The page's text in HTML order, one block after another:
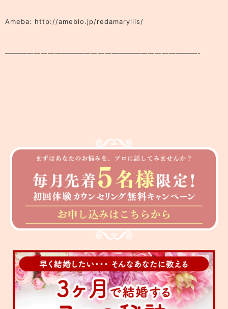
Ameba: http://ameblo.jp/redamaryllis/
———————————————————————————-